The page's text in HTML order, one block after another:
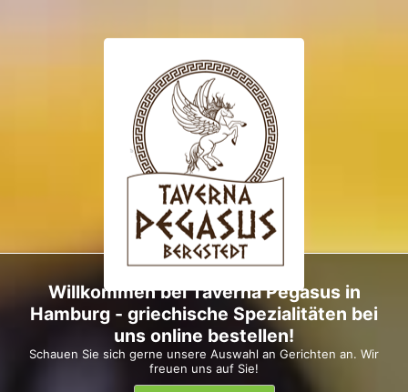
Willkommen bei Taverna Pegasus in
Hamburg - griechische Spezialitäten bei
uns online bestellen!
Schauen Sie sich gerne unsere Auswahl an Gerichten an. Wir
freuen uns auf Sie!